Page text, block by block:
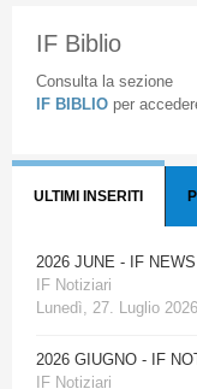
IF Biblio
Consulta la sezione
IF BIBLIO per
ULTIMI INSERITI
2026 JUNE - IF
IF Notiziari
Lunedì, 27. Luglio
2026 GIUGNO - IF
IF Notiziari